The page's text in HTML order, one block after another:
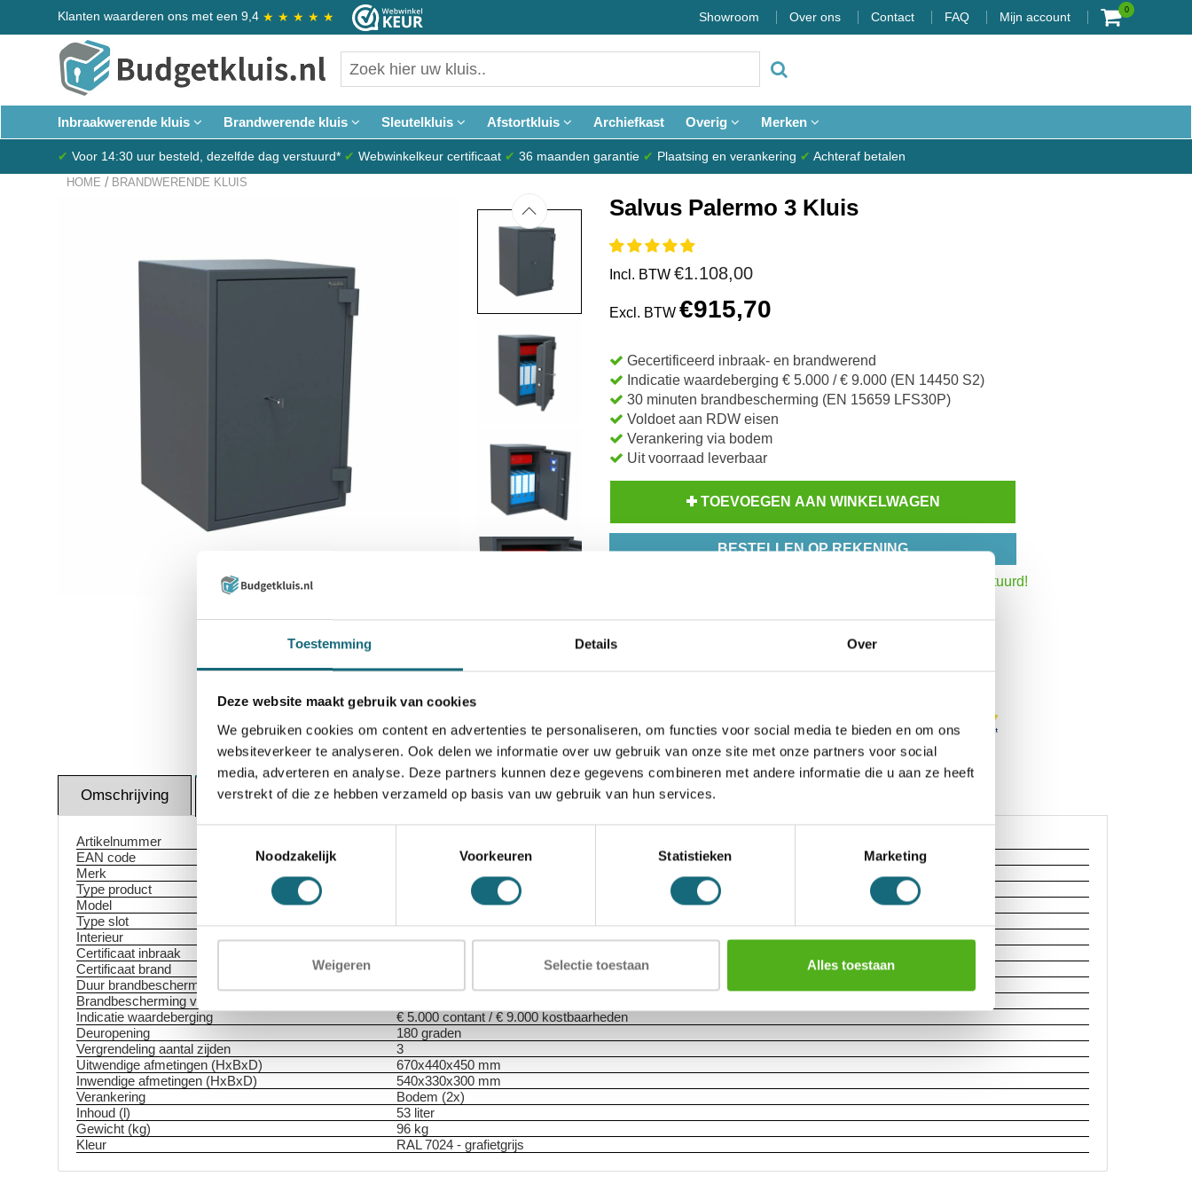
Toestemming Details Over
Deze website maakt gebruik van cookies
We gebruiken cookies om content en advertenties te personaliseren, om functies voor social media te bieden en om ons
websiteverkeer te analyseren. Ook delen we informatie over uw gebruik van onze site met onze partners voor social
media, adverteren en analyse. Deze partners kunnen deze gegevens combineren met andere informatie die u aan ze heeft
verstrekt of die ze hebben verzameld op basis van uw gebruik van hun services.
Noodzakelijk
Voorkeuren Statistieken Marketing
Weigeren Selectie toestaan Alles toestaan
Klanten waarderen ons met een 9,4 ★ ★ ★ ★ ★ Showroom Over ons Contact FAQ Mijn account
0
Inbraakwerende kluis Brandwerende kluis Sleutelkluis Afstortkluis Archiefkast Overig Merken
✔ Voor 14:30 uur besteld, dezelfde dag verstuurd* ✔ Webwinkelkeur certificaat ✔ 36 maanden garantie ✔ Plaatsing en verankering ✔ Achteraf betalen
HOME / BRANDWERENDE KLUIS
Salvus Palermo 3 Kluis
Incl. BTW €1.108,00
Excl. BTW €915,70
Gecertificeerd inbraak- en brandwerend
Indicatie waardeberging € 5.000 / € 9.000 (EN 14450 S2)
30 minuten brandbescherming (EN 15659 LFS30P)
Voldoet aan RDW eisen
Verankering via bodem
Uit voorraad leverbaar
TOEVOEGEN AAN WINKELWAGEN
BESTELLEN OP REKENING
dezelfde werkdag verstuurd!
Omschrijving Specificaties Certificaten Alternatieven Levering Opties
Artikelnummer
EAN code
8713032139519
Merk
Type product
Inbraak- en brandwerende privékluis
Model
Salvus Palermo 3
Type slot
Interieur
1 legbord in hoogte verstelbaar
Certificaat inbraak
Certificaat brand
ECB-S gecertificeerde brandwerendheid volgens EN 15659 LFS30P
Duur brandbescherming
Brandbescherming voor
Indicatie waardeberging
€ 5.000 contant / € 9.000 kostbaarheden
Deuropening
180 graden
Vergrendeling aantal zijden
3
Uitwendige afmetingen (HxBxD)
670x440x450 mm
Inwendige afmetingen (HxBxD)
540x330x300 mm
Verankering
Bodem (2x)
Inhoud (l)
53 liter
Gewicht (kg)
96 kg
Kleur
RAL 7024 - grafietgrijs